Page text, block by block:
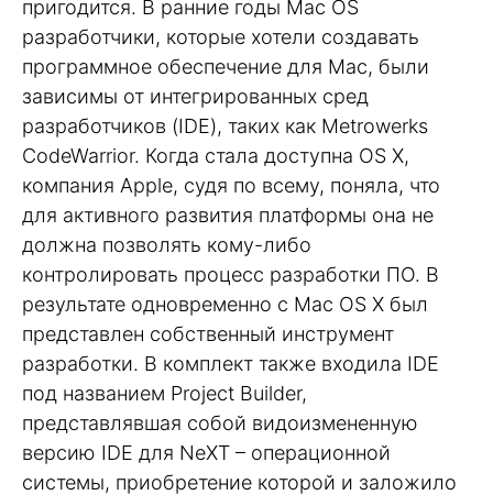
пригодится. В ранние годы Mac OS
разработчики, которые хотели создавать
программное обеспечение для Mac, были
зависимы от интегрированных сред
разработчиков (IDE), таких как Metrowerks
CodeWarrior. Когда стала доступна OS X,
компания Apple, судя по всему, поняла, что
для активного развития платформы она не
должна позволять кому-либо
контролировать процесс разработки ПО. В
результате одновременно с Mac OS X был
представлен собственный инструмент
разработки. В комплект также входила IDE
под названием Project Builder,
представлявшая собой видоизмененную
версию IDE для NeXT – операционной
системы, приобретение которой и заложило